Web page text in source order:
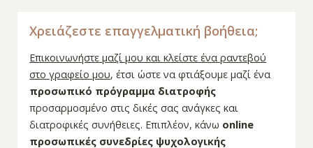
Χρειάζεστε επαγγελματική βοήθεια;
Επικοινωνήστε μαζί μου και κλείστε ένα ραντεβού
στο γραφείο μου, έτσι ώστε να φτιάξουμε μαζί ένα
προσωπικό πρόγραμμα διατροφής
προσαρμοσμένο στις δικές σας ανάγκες και
διατροφικές συνήθειες. Επιπλέον, κάνω online
προσωπικές συνεδρίες ψυχολογικής